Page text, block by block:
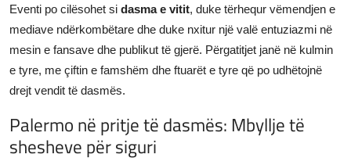
Eventi po cilësohet si dasma e vitit, duke tërhequr vëmendjen e
mediave ndërkombëtare dhe duke nxitur një valë entuziazmi në
mesin e fansave dhe publikut të gjerë. Përgatitjet janë në kulmin
e tyre, me çiftin e famshëm dhe ftuarët e tyre që po udhëtojnë
drejt vendit të dasmës.
Palermo në pritje të dasmës: Mbyllje të
shesheve për siguri